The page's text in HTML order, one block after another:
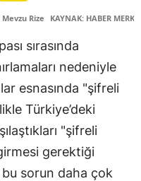
Mevzu Rize KAYNAK: HABER
sırasında
nedeniyle
esnasında "şifreli
Türkiye’deki
"şifreli
gerektiği
bu sorun daha çok